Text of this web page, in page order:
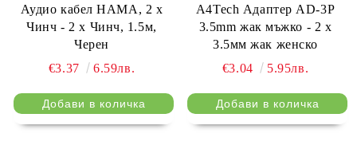
Аудио кабел HAMA, 2 x
Чинч - 2 x Чинч, 1.5м,
Черен
€3.37
6.59лв.
A4Tech Адаптер AD-3P
3.5mm жак мъжко - 2 х
3.5мм жак женско
€3.04
5.95лв.